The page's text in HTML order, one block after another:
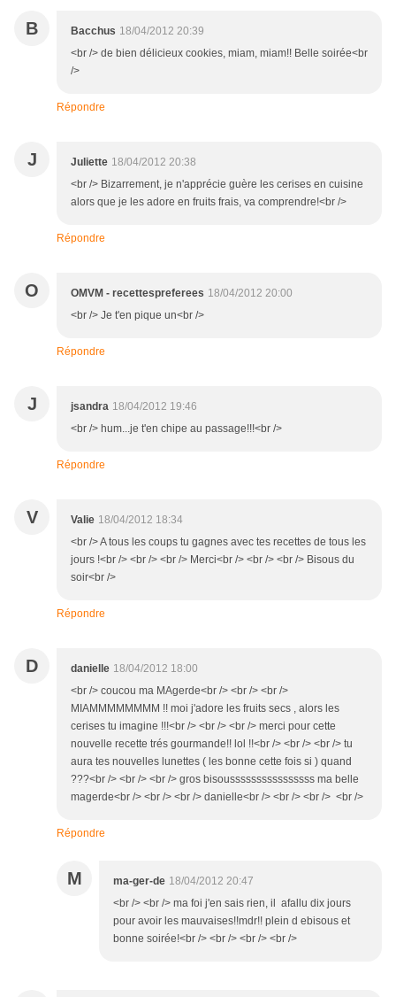
B Bacchus 18/04/2012 20:39
<br /> de bien délicieux cookies, miam, miam!! Belle soirée<br
/>
Répondre
J Juliette 18/04/2012 20:38
<br /> Bizarrement, je n'apprécie guère les cerises en cuisine
alors que je les adore en fruits frais, va comprendre!<br />
Répondre
O OMVM - recettespreferees 18/04/2012 20:00
<br /> Je t'en pique un<br />
Répondre
J jsandra 18/04/2012 19:46
<br /> hum...je t'en chipe au passage!!!<br />
Répondre
V Valie 18/04/2012 18:34
<br /> A tous les coups tu gagnes avec tes recettes de tous les
jours !<br /> <br /> <br /> Merci<br /> <br /> <br /> Bisous du
soir<br />
Répondre
D danielle 18/04/2012 18:00
<br /> coucou ma MAgerde<br /> <br /> <br />
MIAMMMMMMMM !! moi j'adore les fruits secs , alors les
cerises tu imagine !!!<br /> <br /> <br /> merci pour cette
nouvelle recette trés gourmande!! lol !!<br /> <br /> <br /> tu
aura tes nouvelles lunettes ( les bonne cette fois si ) quand
???<br /> <br /> <br /> gros bisoussssssssssssssss ma belle
magerde<br /> <br /> <br /> danielle<br /> <br /> <br /> <br />
Répondre
M ma-ger-de 18/04/2012 20:47
<br /> <br /> ma foi j'en sais rien, il afallu dix jours
pour avoir les mauvaises!!mdr!! plein d ebisous et
bonne soirée!<br /> <br /> <br /> <br />